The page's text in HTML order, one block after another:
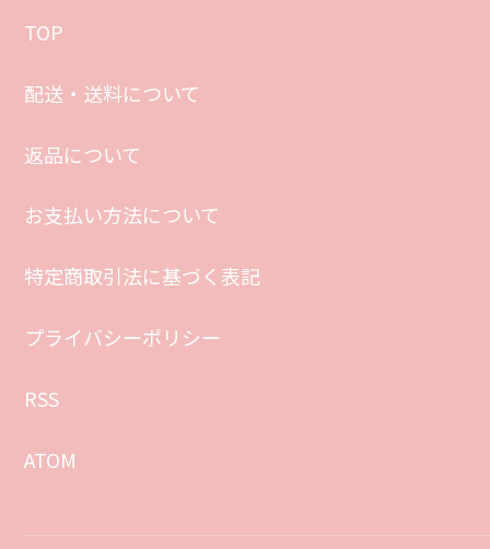
TOP
配送・送料について
返品について
お支払い方法について
特定商取引法に基づく表記
プライバシーポリシー
RSS
ATOM